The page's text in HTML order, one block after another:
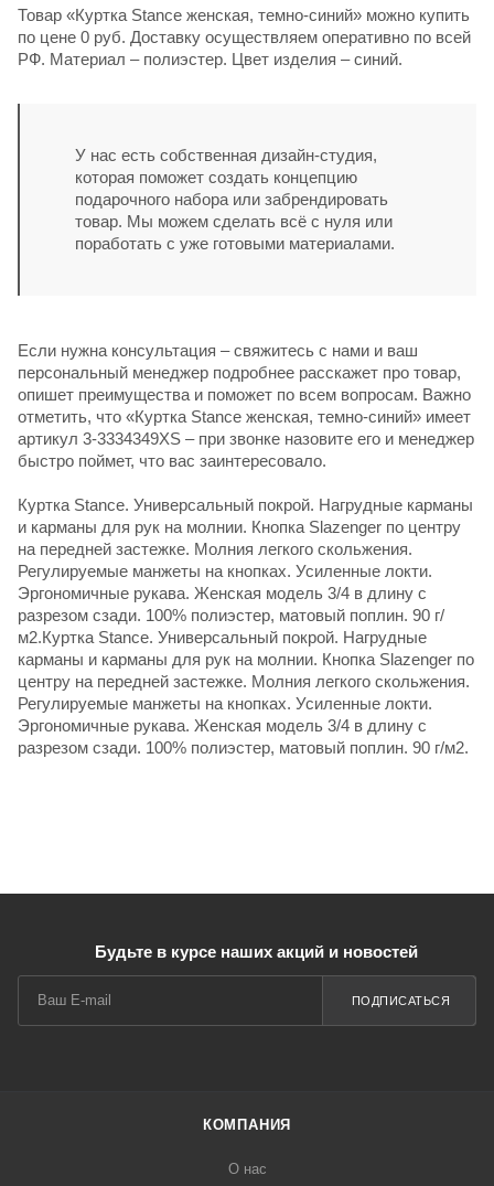
Товар «Куртка Stance женская, темно-синий» можно купить
по цене 0 руб. Доставку осуществляем оперативно по всей
РФ. Материал – полиэстер. Цвет изделия – синий.
У нас есть собственная дизайн-студия,
которая поможет создать концепцию
подарочного набора или забрендировать
товар. Мы можем сделать всё с нуля или
поработать с уже готовыми материалами.
Если нужна консультация – свяжитесь с нами и ваш
персональный менеджер подробнее расскажет про товар,
опишет преимущества и поможет по всем вопросам. Важно
отметить, что «Куртка Stance женская, темно-синий» имеет
артикул 3-3334349XS – при звонке назовите его и менеджер
быстро поймет, что вас заинтересовало.
Куртка Stance. Универсальный покрой. Нагрудные карманы
и карманы для рук на молнии. Кнопка Slazenger по центру
на передней застежке. Молния легкого скольжения.
Регулируемые манжеты на кнопках. Усиленные локти.
Эргономичные рукава. Женская модель 3/4 в длину с
разрезом сзади. 100% полиэстер, матовый поплин. 90 г/
м2.Куртка Stance. Универсальный покрой. Нагрудные
карманы и карманы для рук на молнии. Кнопка Slazenger по
центру на передней застежке. Молния легкого скольжения.
Регулируемые манжеты на кнопках. Усиленные локти.
Эргономичные рукава. Женская модель 3/4 в длину с
разрезом сзади. 100% полиэстер, матовый поплин. 90 г/м2.
Будьте в курсе наших акций и новостей
ПОДПИСАТЬСЯ
КОМПАНИЯ
О нас